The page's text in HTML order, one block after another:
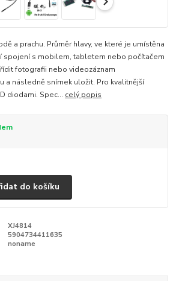
a prachu. Průměr hlavy, ve které je umístěna
spojení s mobilem, tabletem nebo počítačem
fotografii nebo videozáznam
a následně snímek uložit. Pro kvalitnější
diodami. Spec... celý popis
do košíku
XJ4814
5904734411635
noname